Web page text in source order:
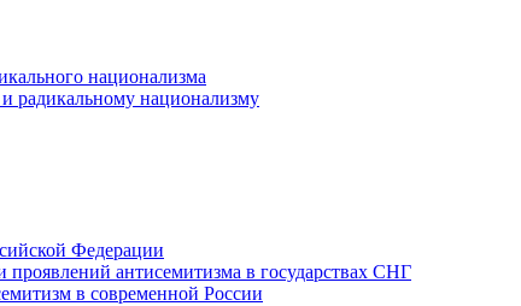
национализма
радикальному национализму
Федерации
антисемитизма в государствах СНГ
в современной России